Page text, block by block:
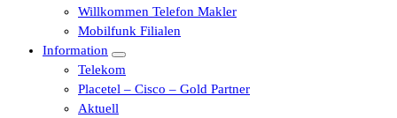
Willkommen Telefon Makler
Mobilfunk Filialen
Information
Telekom
Placetel – Cisco – Gold Partner
Aktuell